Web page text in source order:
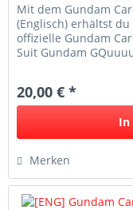
Mit dem Gundam
(Englisch) erhältst
offizielle Gundam
Suit Gundam
20,00 € *
In
Merken